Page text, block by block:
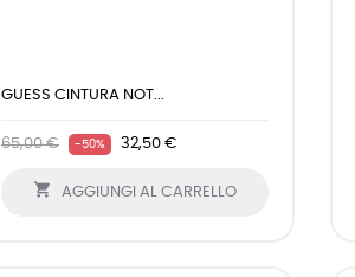
GUESS CINTURA NOT...
65,00 € -50% 32,50 €
 AGGIUNGI AL CARRELLO